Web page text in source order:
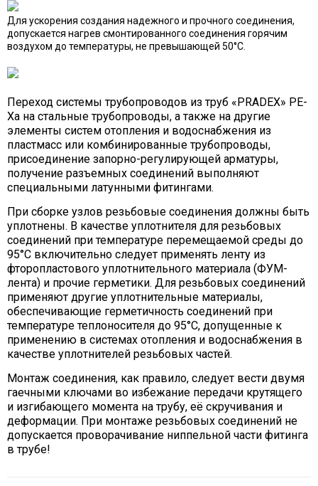
Для ускорения создания надежного и прочного соединения,
допускается нагрев смонтированного соединения горячим
воздухом до температуры, не превышающей 50°C.
Переход системы трубопроводов из труб «PRADEX» PE-
Xa на стальные трубопроводы, а также на другие
элементы систем отопления и водоснабжения из
пластмасс или комбинированные трубопроводы,
присоединение запорно-регулирующей арматуры,
получение разъемных соединений выполняют
специальными латунными фитингами.
При сборке узлов резьбовые соединения должны быть
уплотнены. В качестве уплотнителя для резьбовых
соединений при температуре перемещаемой среды до
95°С включительно следует применять ленту из
фторопластового уплотнительного материала (ФУМ-
лента) и прочие герметики. Для резьбовых соединений
применяют другие уплотнительные материалы,
обеспечивающие герметичность соединений при
температуре теплоносителя до 95°С, допущенные к
применению в системах отопления и водоснабжения в
качестве уплотнителей резьбовых частей.
Монтаж соединения, как правило, следует вести двумя
гаечными ключами во избежание передачи крутящего
и изгибающего момента на трубу, её скручивания и
деформации. При монтаже резьбовых соединений не
допускается проворачивание ниппельной части фитинга
в трубе!